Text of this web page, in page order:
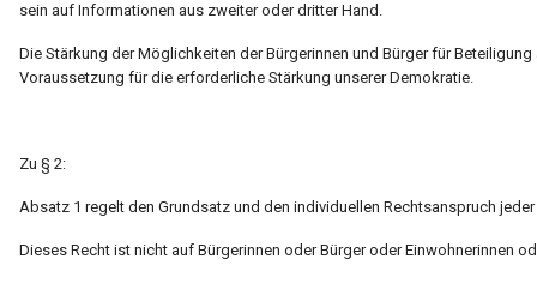
sein auf Informationen aus zweiter oder dritter Hand.
Die Stärkung der Möglichkeiten der Bürgerinnen und Bürger für
Voraussetzung für die erforderliche Stärkung unserer Demokratie.
Zu § 2:
Absatz 1 regelt den Grundsatz und den individuellen Rechtsanspruch
Dieses Recht ist nicht auf Bürgerinnen oder Bürger oder Einwohnerinnen